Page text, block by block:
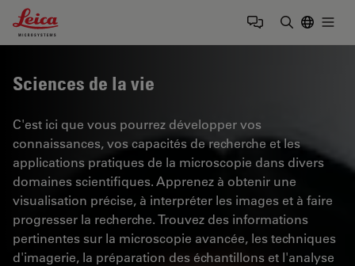
Leica Microsystems Logo
Sciences de la vie
C'est ici que vous pourrez développer vos
connaissances, vos capacités de recherche et les
applications pratiques de la microscopie dans divers
domaines scientifiques. Apprenez à obtenir une
visualisation précise, à interpréter les images et à faire
progresser la recherche. Trouvez des informations
pertinentes sur la microscopie avancée, les techniques
d'imagerie, la préparation des échantillons et l'analyse